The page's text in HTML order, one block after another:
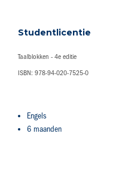
Studentlicentie
Taalblokken - 4e editie
ISBN: 978-94-020-7525-0
Engels
6 maanden